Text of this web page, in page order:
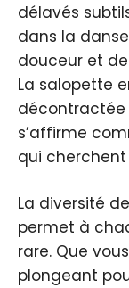
délavés
dans la
douceur et
La salopette
décontractée
s’affirme
qui
La diversité
permet à
rare. Que
plongeant